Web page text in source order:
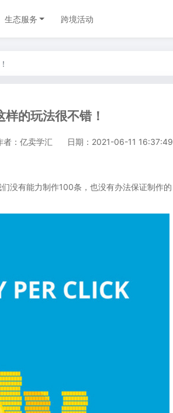
生态服务 跨境活动
的玩法很不错！
者：亿卖学汇 日期：2021-06-11 16:37:49
有能力制作100条，也没有办法保证制作的